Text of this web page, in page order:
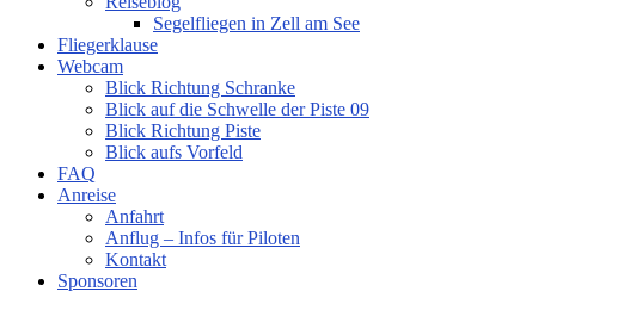
Segelfliegen in Zell am See
Fliegerklause
Webcam
Blick Richtung Schranke
Blick auf die Schwelle der Piste 09
Blick Richtung Piste
Blick aufs Vorfeld
FAQ
Anreise
Anfahrt
Anflug – Infos für Piloten
Kontakt
Sponsoren